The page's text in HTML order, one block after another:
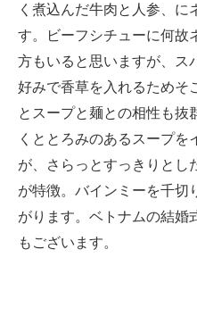
く煮込んだ牛肉と人参、に
す。ビーフシチューに何故
方もいると思いますが、ス
好みで香草を入れるためそ
とスープと麺との相性も抜
くととろみのあるスープを
が、さらっとすっきりとし
が特徴。バインミーを千切
がります。ベトナムの結婚
もございます。